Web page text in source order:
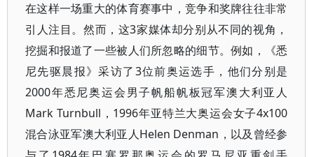
在这样一场重大的体育赛事中，竞争和奖牌往往非常
引人注目。然而，这3家媒体却分别从不同的视角，
挖掘和报道了一些被人们所忽略的细节。例如，《悉
尼先驱晨报》采访了3位前奥运选手，他们分别是
2000年悉尼奥运会男子帆船帆板冠军澳大利亚人
Mark Turnbull，1996年亚特兰大奥运会女子4x100
混合泳亚军澳大利亚人Helen Denman，以及曾经参